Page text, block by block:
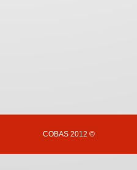
COBAS 2012 ©